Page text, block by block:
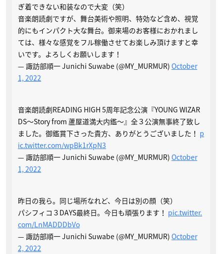
ぎ着できない和装なので大変（笑）
音楽朗読劇ですが、舞台美術や照明、特効など含め、視覚
的にもインパクト大な舞台。御来場のお客様におかれまし
ては、様々な感覚をフル稼働させてお楽しみ頂けますと幸
いです。よろしくお願いします！
— 諏訪部順一 Junichi Suwabe (@MY_MURMUR) October
1, 2022
音楽朗読劇READING HIGH 5周年記念公演『YOUNG WIZAR
DS～Story from 蘆屋道満大内鑑～』全３公演無事終了致し
ました。御鑑賞下さった貴方、ありがとうございました！ p
ic.twitter.com/wpBk1rXpN3
— 諏訪部順一 Junichi Suwabe (@MY_MURMUR) October
1, 2022
昨日の我ら。同じ場所なれど、今日は別の顔（笑）
パシフィコ３DAYS最終日。今日も頑張ります！ pic.twitter.
com/LnMADDDbVo
— 諏訪部順一 Junichi Suwabe (@MY_MURMUR) October
2, 2022